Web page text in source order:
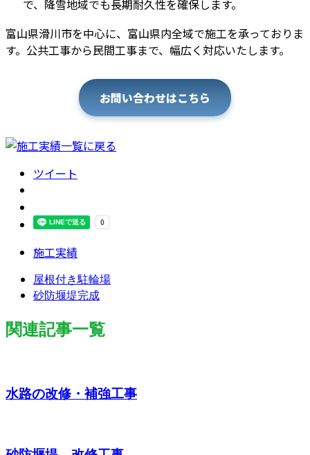
で、降雪地域でも長期耐久性を確保します。
富山県滑川市を中心に、富山県内全域で施工を承っておりま
す。公共工事から民間工事まで、幅広く対応いたします。
お問い合わせはこちら
ツイート
施工実績
屋根付き駐輪場
砂防堰堤完成
関連記事一覧
水路の改修・補強工事